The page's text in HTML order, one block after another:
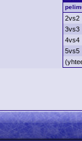
2vs2
3vs3
4vs4
5vs5